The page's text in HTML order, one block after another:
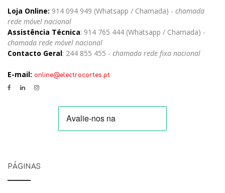
Loja Online: 914 094 949 (Whatsapp / Chamada) - chamada
rede móvel nacional
Assistência Técnica: 914 765 444 (Whatsapp / Chamada) -
chamada rede móvel nacional
Contacto Geral: 244 855 455 - chamada rede fixa nacional
E-mail: online@electrocortes.pt
PÁGINAS